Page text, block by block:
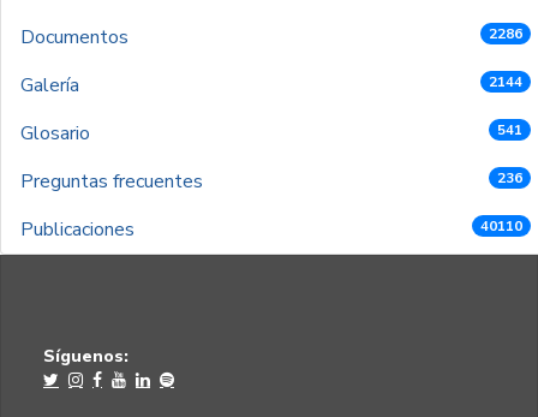
Documentos 2286
Galería 2144
Glosario 541
Preguntas frecuentes 236
Publicaciones 40110
Síguenos: